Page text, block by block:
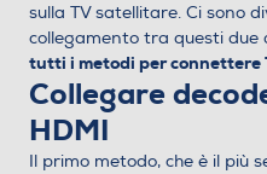
sulla TV satellitare. Ci sono
collegamento tra questi due
tutti i metodi per connettere
Collegare
HDMI
Il primo metodo, che è il più